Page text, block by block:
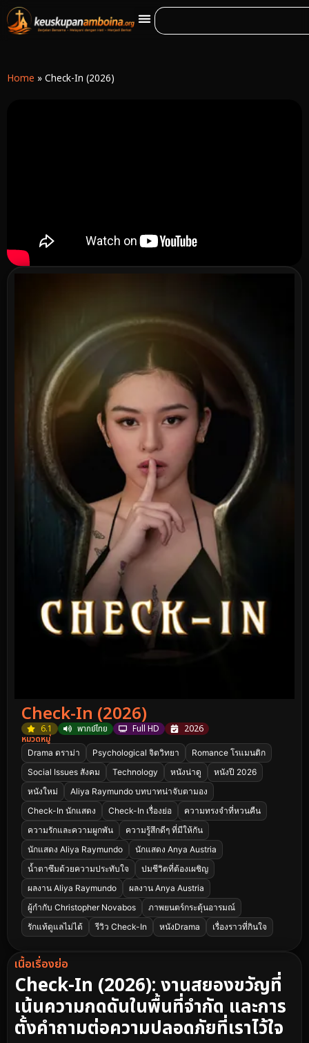
Home » Check-In (2026)
Check-In (2026)
6.1 พากย์ไทย Full HD
2026
หมวดหมู่
Drama ดราม่า Psychological จิตวิทยา
Romance โรแมนติก
Social Issues สังคม
Technology หนังน่าดู
หนังปี 2026
หนังใหม่
Aliya Raymundo บทบาทน่าจับตามอง
Check-In นักแสดง
Check-In เรื่องย่อ
ความทรงจำที่หวนคืน
ความรักและความผูกพัน
ความรู้สึกดีๆ ที่มีให้กัน
นักแสดง Aliya Raymundo
นักแสดง Anya Austria
น้ำตาซึมด้วยความประทับใจ
ปมชีวิตที่ต้องเผชิญ
ผลงาน Aliya Raymundo
ผลงาน Anya Austria
ผู้กำกับ Christopher Novabos
ภาพยนตร์กระตุ้นอารมณ์
รักแท้ดูแลไม่ได้
รีวิว Check-In หนังDrama เรื่องราวที่กินใจ
เนื้อเรื่องย่อ
Check-In (2026): งานสยองขวัญที่
เน้นความกดดันในพื้นที่จำกัด และการ
ตั้งคำถามต่อความปลอดภัยที่เราไว้ใจ